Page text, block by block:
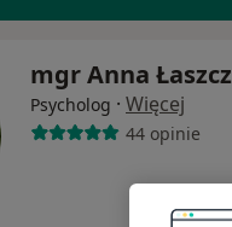
mgr Anna Łaszcz
Psycholog · Więcej
44 opinie